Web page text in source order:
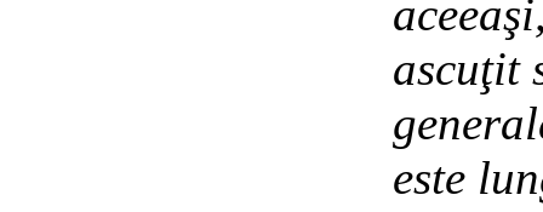
ascuţit
este